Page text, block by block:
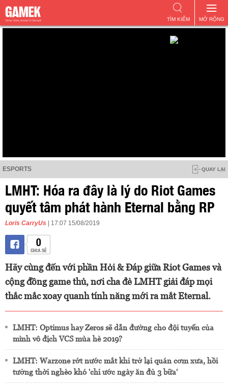
MỞ RỘNG
TÌM KIẾM
ESPORTS QUAY LẠI
LMHT: Hóa ra đây là lý do Riot Games
quyết tâm phát hành Eternal bằng RP
Loris CarryUs | 17:07 15/08/2019
0
CHIA SẺ
Hãy cùng đến với phần Hỏi & Đáp giữa Riot Games và
cộng đồng game thủ, nơi cha đẻ LMHT giải đáp mọi
thắc mắc xoay quanh tính năng mới ra mắt Eternal.
LMHT: Optimus hay Zeros sẽ dẫn đường cho đội tuyển của
mình vô địch VCS mùa hè 2019?
LMHT: Warzone rớt nước mắt khi trở lại quán cơm xưa, hồi
tưởng thời nghèo khó 'chỉ ước ngày ăn đủ 3 bữa'